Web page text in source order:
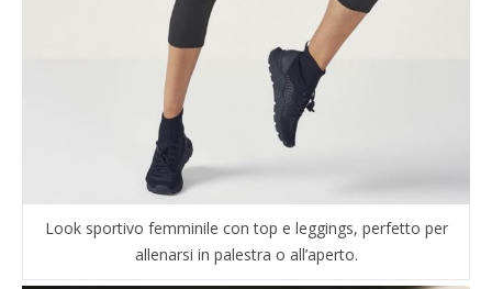
Look sportivo femminile con top e leggings, perfetto per
allenarsi in palestra o all’aperto.